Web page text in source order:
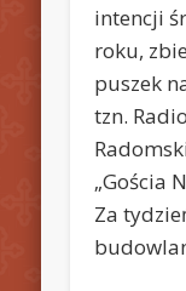
intencji
roku,
puszek
tzn.
„Gościa
Za